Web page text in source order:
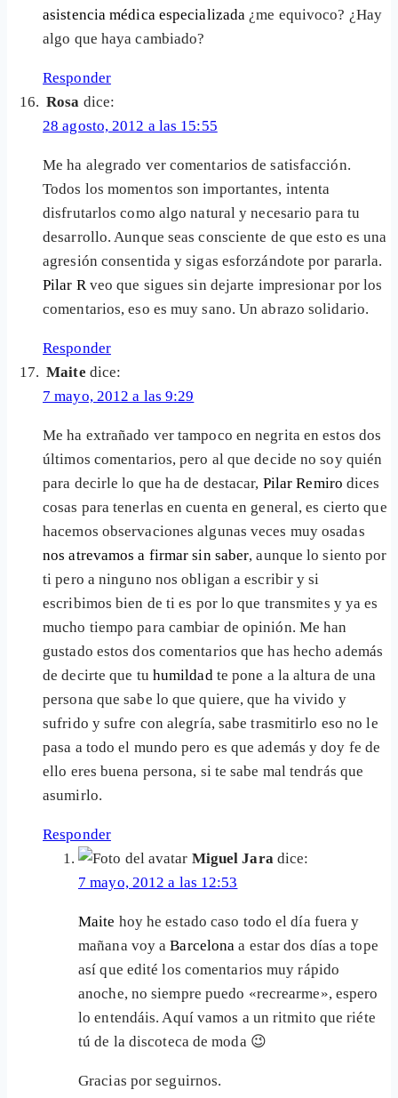
asistencia médica especializada ¿me equivoco? ¿Hay
algo que haya cambiado?
Responder
Rosa dice:
28 agosto, 2012 a las 15:55
Me ha alegrado ver comentarios de satisfacción.
Todos los momentos son importantes, intenta
disfrutarlos como algo natural y necesario para tu
desarrollo. Aunque seas consciente de que esto es una
agresión consentida y sigas esforzándote por pararla.
Pilar Rveo que sigues sin dejarte impresionar por los
comentarios, eso es muy sano. Un abrazo solidario.
Responder
Maite dice:
7 mayo, 2012 a las 9:29
Me ha extrañado ver tampoco en negrita en estos dos
últimos comentarios, pero al que decide no soy quién
para decirle lo que ha de destacar, Pilar Remiro dices
cosas para tenerlas en cuenta en general, es cierto que
hacemos observaciones algunas veces muy osadas
nos atrevamos a firmar sin saber, aunque lo siento por
ti pero a ninguno nos obligan a escribir y si
escribimos bien de ti es por lo que transmites y ya es
mucho tiempo para cambiar de opinión. Me han
gustado estos dos comentarios que has hecho además
de decirte que tu humildad te pone a la altura de una
persona que sabe lo que quiere, que ha vivido y
sufrido y sufre con alegría, sabe trasmitirlo eso no le
pasa a todo el mundo pero es que además y doy fe de
ello eres buena persona, si te sabe mal tendrás que
asumirlo.
Responder
Miguel Jara dice:
7 mayo, 2012 a las 12:53
Maite hoy he estado caso todo el día fuera y
mañana voy aBarcelonaa estar dos días a tope
así que edité los comentarios muy rápido
anoche, no siempre puedo «recrearme», espero
lo entendáis. Aquí vamos a un ritmito que riéte
tú de la discoteca de moda 😉
Gracias por seguirnos.